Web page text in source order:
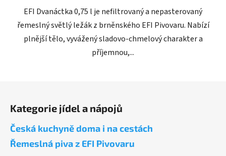
EFI Dvanáctka 0,75 l je nefiltrovaný a nepasterovaný
řemeslný světlý ležák z brněnského EFI Pivovaru. Nabízí
plnější tělo, vyvážený sladovo-chmelový charakter a
příjemnou,...
Kategorie jídel a nápojů
Česká kuchyně doma i na cestách
Řemeslná piva z EFI Pivovaru